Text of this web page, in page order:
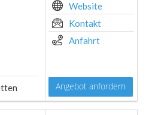
Website
Kontakt
Anfahrt
Angebot anfordern